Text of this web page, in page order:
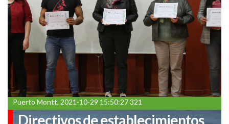
Puerto Montt, 2021-10-29 15:50:27 321
Directivos de establecimientos